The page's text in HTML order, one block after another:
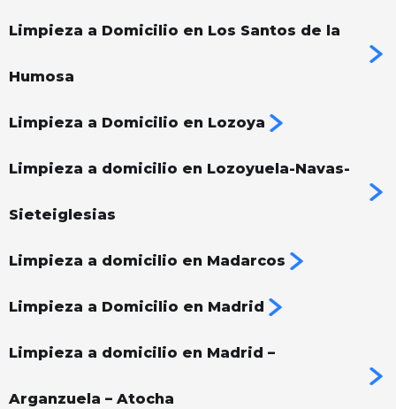
Limpieza a Domicilio en Los Santos de la
Humosa
Limpieza a Domicilio en Lozoya
Limpieza a domicilio en Lozoyuela-Navas-
Sieteiglesias
Limpieza a domicilio en Madarcos
Limpieza a Domicilio en Madrid
Limpieza a domicilio en Madrid –
Arganzuela – Atocha